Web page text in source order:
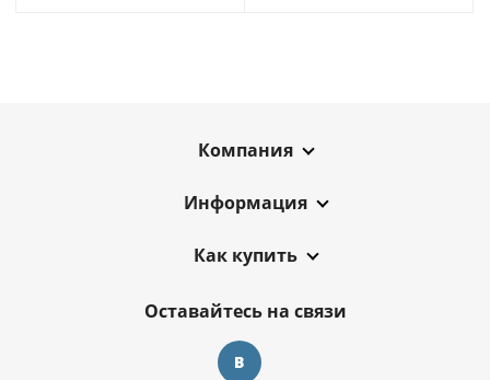
Компания
Информация
Как купить
Оставайтесь на связи